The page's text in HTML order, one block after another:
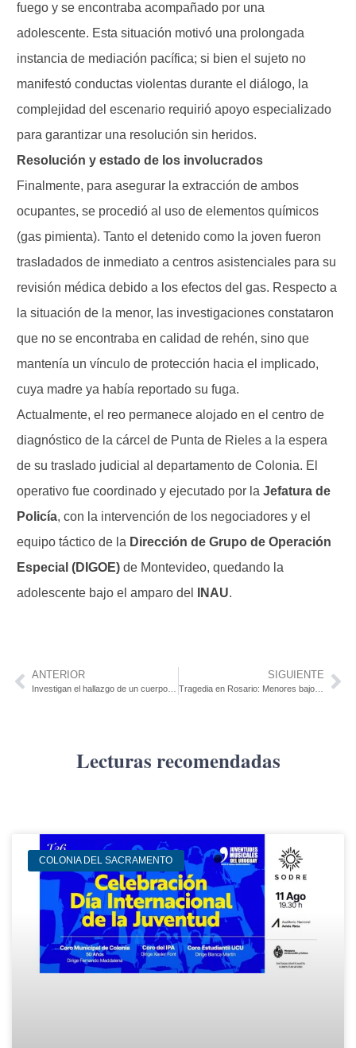
fuego y se encontraba acompañado por una
adolescente. Esta situación motivó una prolongada
instancia de mediación pacífica; si bien el sujeto no
manifestó conductas violentas durante el diálogo, la
complejidad del escenario requirió apoyo especializado
para garantizar una resolución sin heridos.
Resolución y estado de los involucrados
Finalmente, para asegurar la extracción de ambos
ocupantes, se procedió al uso de elementos químicos
(gas pimienta). Tanto el detenido como la joven fueron
trasladados de inmediato a centros asistenciales para su
revisión médica debido a los efectos del gas. Respecto a
la situación de la menor, las investigaciones constataron
que no se encontraba en calidad de rehén, sino que
mantenía un vínculo de protección hacia el implicado,
cuya madre ya había reportado su fuga.
Actualmente, el reo permanece alojado en el centro de
diagnóstico de la cárcel de Punta de Rieles a la espera
de su traslado judicial al departamento de Colonia. El
operativo fue coordinado y ejecutado por la Jefatura de
Policía, con la intervención de los negociadores y el
equipo táctico de la Dirección de Grupo de Operación
Especial (DIGOE) de Montevideo, quedando la
adolescente bajo el amparo del
INAU.
ANTERIOR SIGUIENTE
Tragedia en Rosario: Menores bajo protección judicial tras disparo fatal
Lecturas recomendadas
COLONIA DEL SACRAMENTO